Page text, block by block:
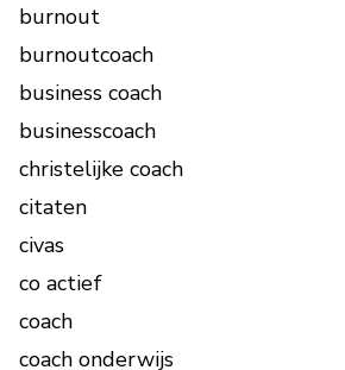
burnout
burnoutcoach
business coach
businesscoach
christelijke coach
citaten
civas
co actief
coach
coach onderwijs